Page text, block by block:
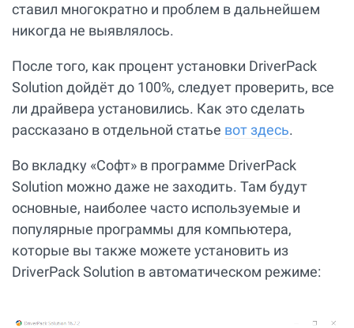
ставил многократно и проблем в дальнейшем
никогда не выявлялось.
После того, как процент установки DriverPack
Solution дойдёт до 100%, следует проверить, все
ли драйвера установились. Как это сделать
рассказано в отдельной статье вот здесь.
Во вкладку «Софт» в программе DriverPack
Solution можно даже не заходить. Там будут
основные, наиболее часто используемые и
популярные программы для компьютера,
которые вы также можете установить из
DriverPack Solution в автоматическом режиме: